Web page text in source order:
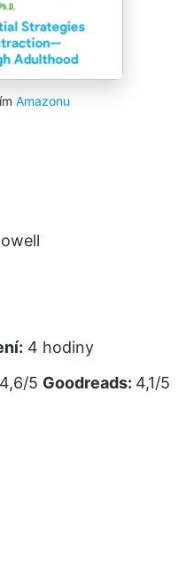
Amazonu
4 hodiny
4,6/5 Goodreads: 4,1/5